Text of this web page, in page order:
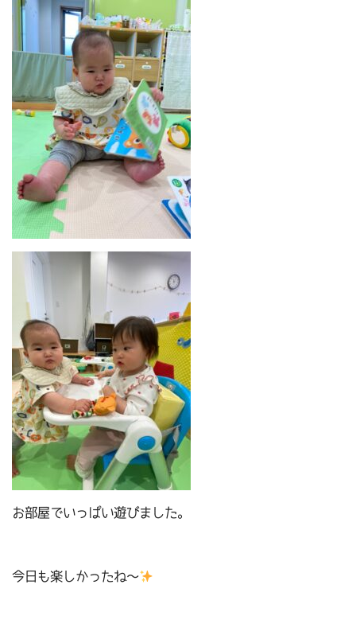
お部屋でいっぱい遊びました。
今日も楽しかったね～